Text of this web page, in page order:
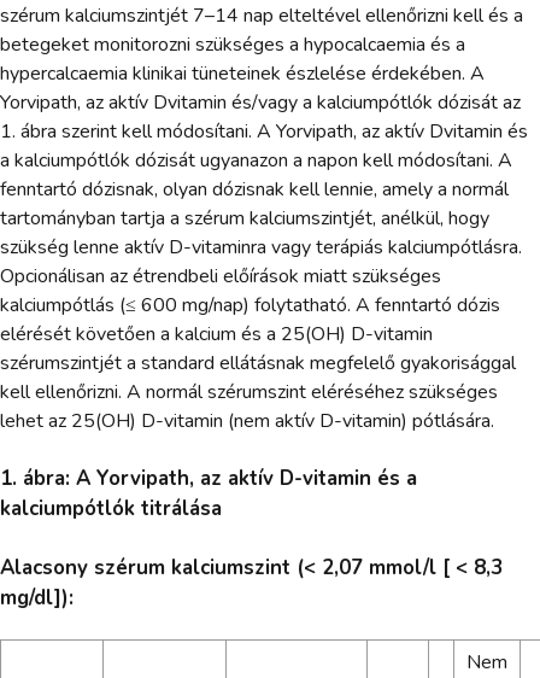
szérum kalciumszintjét 7–14 nap elteltével ellenőrizni kell és a
betegeket monitorozni szükséges a hypocalcaemia és a
hypercalcaemia klinikai tüneteinek észlelése érdekében. A
Yorvipath, az aktív Dvitamin és/vagy a kalciumpótlók dózisát az
1. ábra szerint kell módosítani. A Yorvipath, az aktív Dvitamin és
a kalciumpótlók dózisát ugyanazon a napon kell módosítani. A
fenntartó dózisnak, olyan dózisnak kell lennie, amely a normál
tartományban tartja a szérum kalciumszintjét, anélkül, hogy
szükség lenne aktív D-vitaminra vagy terápiás kalciumpótlásra.
Opcionálisan az étrendbeli előírások miatt szükséges
kalciumpótlás (≤ 600 mg/nap) folytatható. A fenntartó dózis
elérését követően a kalcium és a 25(OH) D-vitamin
szérumszintjét a standard ellátásnak megfelelő gyakorisággal
kell ellenőrizni. A normál szérumszint eléréséhez szükséges
lehet az 25(OH) D-vitamin (nem aktív D-vitamin) pótlására.
1. ábra: A Yorvipath, az aktív D-vitamin és a
kalciumpótlók titrálása
Alacsony szérum kalciumszint (< 2,07 mmol/l [ < 8,3
mg/dl]):
Nem